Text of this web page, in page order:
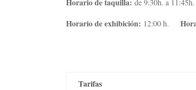
de 9:30h. a 11:45h.
Horario de exhibición: 12:00 h.
Tarifas